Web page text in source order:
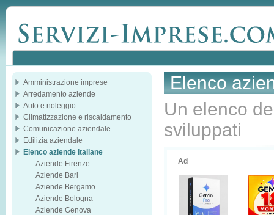
Elenco
Un elenco
sviluppati
Amministrazione imprese
Arredamento aziende
Auto e noleggio
Climatizzazione e riscaldamento
Comunicazione aziendale
Edilizia aziendale
Elenco aziende italiane
Aziende Firenze
Aziende Bari
Aziende Bergamo
Aziende Bologna
Aziende Genova